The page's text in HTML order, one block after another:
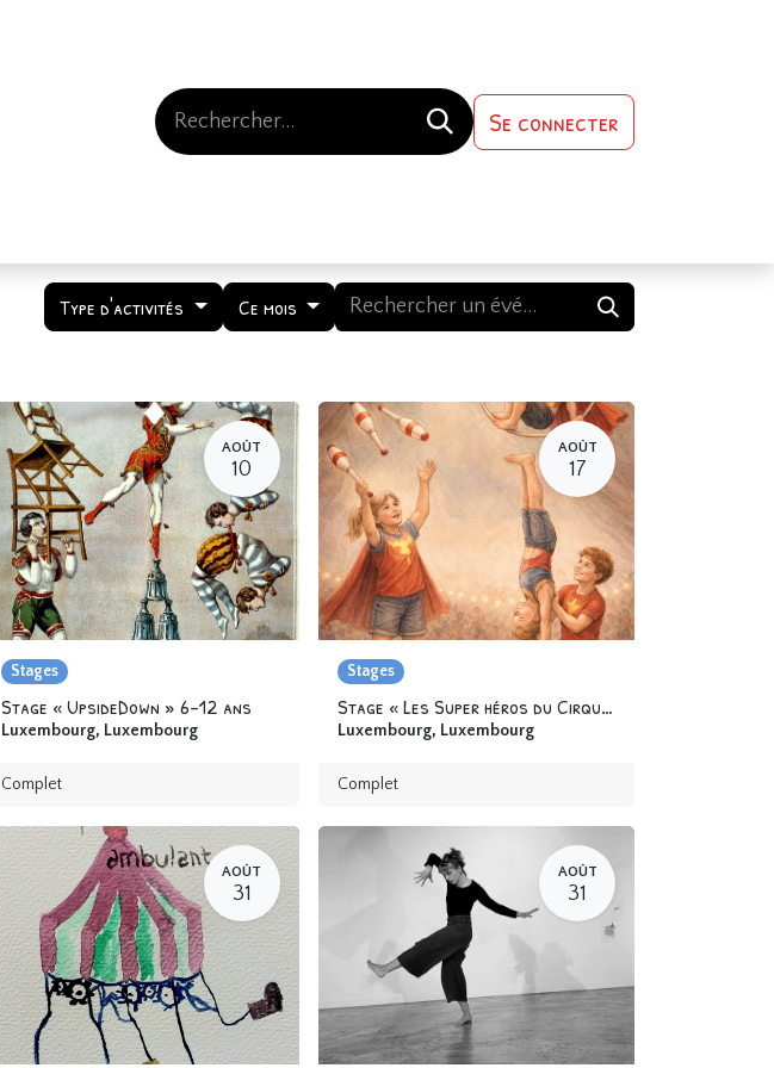
Se connecter
Type d'activités Ce mois
AOÛT
10
Stages
Stage « UpsideDown » 6-12 ans
Luxembourg, Luxembourg
Complet
AOÛT
17
Stages
Stage « Les Super héros du Cirque » 6-12 ans
Luxembourg, Luxembourg
Complet
AOÛT
31
AOÛT
31